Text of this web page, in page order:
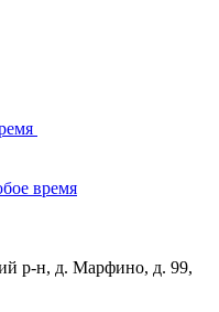
время
р-н, д. Марфино, д. 99,